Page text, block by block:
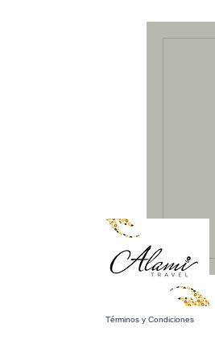
Términos y Condiciones